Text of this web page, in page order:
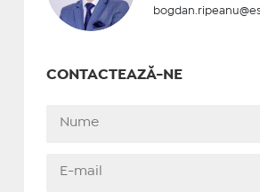
CONTACTEAZĂ-NE